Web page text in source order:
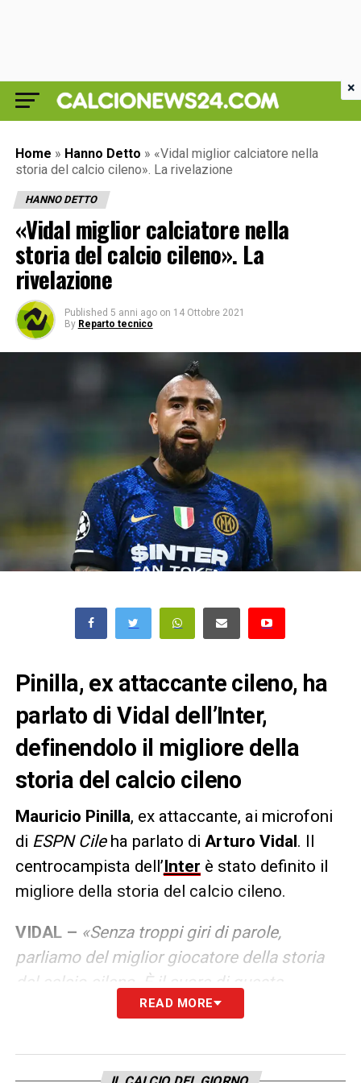
Home » Hanno Detto » «Vidal miglior calciatore nella
storia del calcio cileno». La rivelazione
HANNO DETTO
«Vidal miglior calciatore nella
storia del calcio cileno». La
rivelazione
Published 5 anni ago on 14 Ottobre 2021
By Reparto tecnico
Pinilla, ex attaccante cileno, ha
parlato di Vidal dell’Inter,
definendolo il migliore della
storia del calcio cileno
Mauricio Pinilla, ex attaccante, ai microfoni
di ESPN Cileha parlato di Arturo Vidal. Il
centrocampista dell’Inter è stato definito il
migliore della storia del calcio cileno.
VIDAL – «Senza troppi giri di parole,
parliamo del miglior giocatore della storia
del calcio cileno. È il cuore di questa
nazionale, l’anima, corre per tutto il campo.
equilibrio in campo, gioca in entrambe le
READ MORE
×